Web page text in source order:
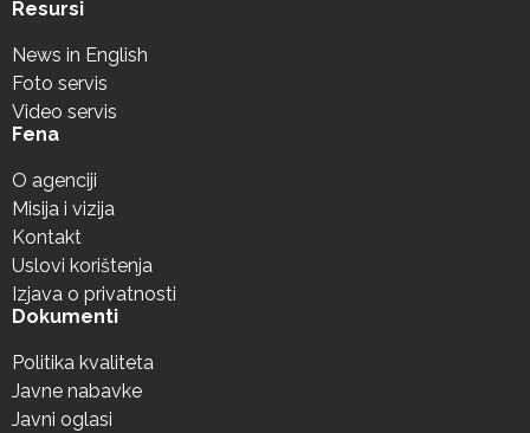
Resursi
News in English
Foto servis
Video servis
Fena
O agenciji
Misija i vizija
Kontakt
Uslovi korištenja
Izjava o privatnosti
Dokumenti
Politika kvaliteta
Javne nabavke
Javni oglasi